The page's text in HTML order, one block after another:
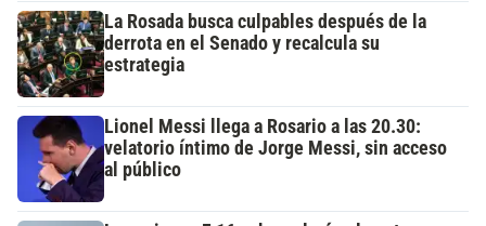
La Rosada busca culpables después de la
derrota en el Senado y recalcula su
estrategia
Lionel Messi llega a Rosario a las 20.30:
velatorio íntimo de Jorge Messi, sin acceso
al público